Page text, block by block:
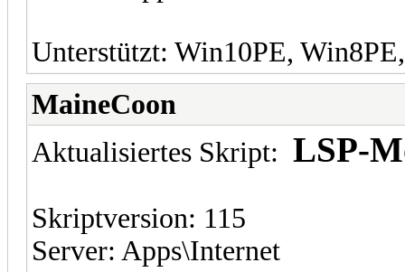
Unterstützt: Win10PE,
MaineCoon
Aktualisiertes Skript: LSP-
Skriptversion: 115
Server: Apps\Internet